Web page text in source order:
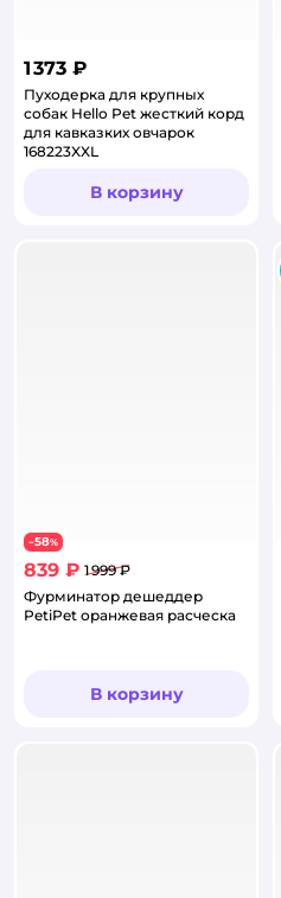
1 373 ₽
Пуходерка для крупных
собак Hello Pet жесткий корд
для кавказких овчарок
168223XXL
В корзину
−58%
839 ₽ 1 999 ₽
Фурминатор дешеддер
PetiPet оранжевая расческа
В корзину